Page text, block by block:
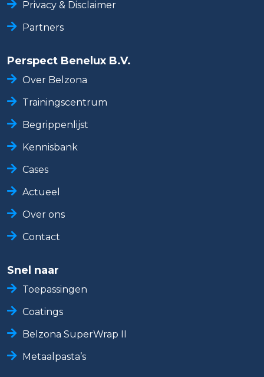
Privacy & Disclaimer
Partners
Perspect Benelux B.V.
Over Belzona
Trainingscentrum
Begrippenlijst
Kennisbank
Cases
Actueel
Over ons
Contact
Snel naar
Toepassingen
Coatings
Belzona SuperWrap II
Metaalpasta’s